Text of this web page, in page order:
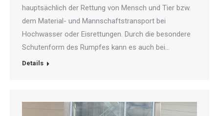
hauptsächlich der Rettung von Mensch und Tier bzw.
dem Material- und Mannschaftstransport bei
Hochwasser oder Eisrettungen. Durch die besondere
Schutenform des Rumpfes kann es auch bei…
Details